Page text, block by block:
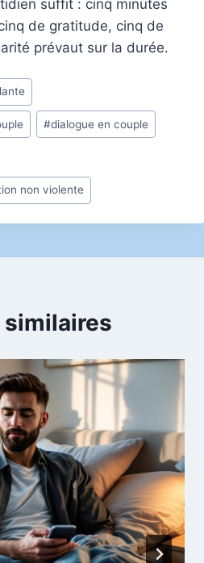
suffit : cinq minutes
de gratitude, cinq de
prévaut sur la durée.
#dialogue en couple
non violente